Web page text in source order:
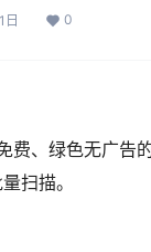
日 0
费、绿色无广告
扫描。